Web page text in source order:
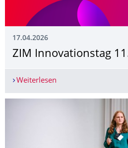
17.04.2026
ZIM Innovationstag
Weiterlesen